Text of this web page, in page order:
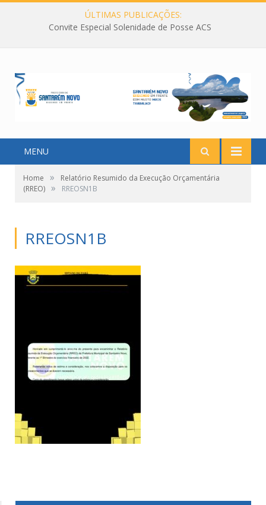
ÚLTIMAS PUBLICAÇÕES:
Convite Especial Solenidade de Posse ACS
MENU
Home »
Relatório Resumido da Execução Orçamentária
(RREO) » RREOSN1B
RREOSN1B